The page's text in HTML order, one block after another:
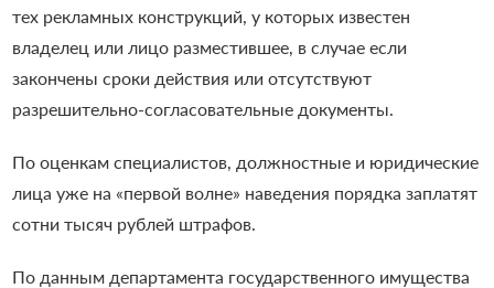
тех рекламных конструкций, у которых известен
владелец или лицо разместившее, в случае если
закончены сроки действия или отсутствуют
разрешительно-согласовательные документы.
По оценкам специалистов, должностные и юридические
лица уже на «первой волне» наведения порядка заплатят
сотни тысяч рублей штрафов.
По данным департамента государственного имущества